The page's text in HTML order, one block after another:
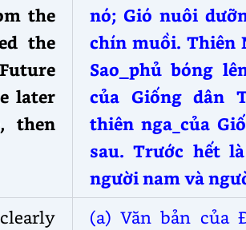
the
the
later
then
nó; Gió nuôi
chín muồi. Thiên
Sao phủ bóng
của Giống dân
thiên nga của
sau. Trước hết
người nam và
(a) Văn bản của